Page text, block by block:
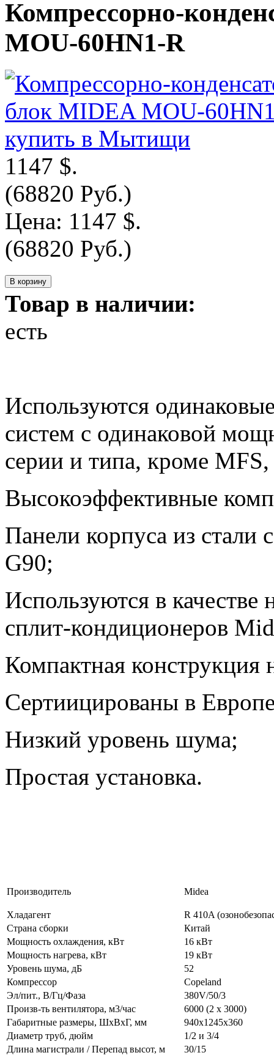
Компрессорно-
MOU-60HN1-R
1147 $.
(68820 Руб.)
Цена: 1147 $.
(68820 Руб.)
Товар в наличии:
есть
Используются
систем с одинаковой
серии и типа, кроме
Высокоэффективные
Панели корпуса из стали
G90;
Используются в
сплит-кондиционеров
Компактная
Сертиицированы в
Низкий уровень шума;
Простая установка.
Производитель Midea
Хладагент
R 410A
Страна сборки
Китай
Мощность охлаждения, кВт
16 кВт
Мощность нагрева, кВт
19 кВт
Уровень шума, дБ
52
Компрессор
Copeland
Эл/пит., В/Гц/Фаза
380V/50/3
Произв-ть вентилятора, м3/час
6000 (2 х 3000)
Габаритные размеры, ШхВхГ, мм
940x1245x360
Диаметр труб, дюйм
1/2 и 3/4
Длина магистрали / Перепад высот, м
30/15